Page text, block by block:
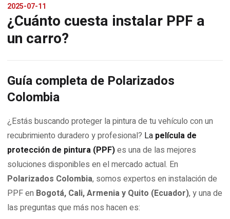
2025-07-11
¿Cuánto cuesta instalar PPF a
un carro?
Guía completa de Polarizados
Colombia
¿Estás buscando proteger la pintura de tu vehículo con un
recubrimiento duradero y profesional? La película de
protección de pintura (PPF)es una de las mejores
soluciones disponibles en el mercado actual. En
Polarizados Colombia, somos expertos en instalación de
PPF en Bogotá, Cali, Armenia y Quito (Ecuador), y una de
las preguntas que más nos hacen es: